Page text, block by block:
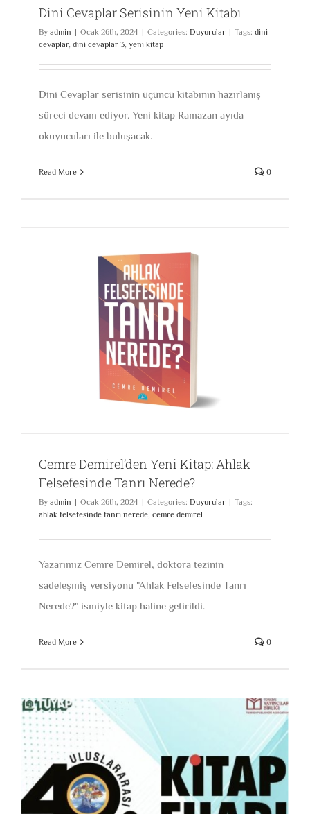
Dini Cevaplar Serisinin Yeni Kitabı
By admin | Ocak 26th, 2024 | Categories: Duyurular | Tags: dini
cevaplar, dini cevaplar 3, yeni kitap
Dini Cevaplar serisinin üçüncü kitabının hazırlanış
süreci devam ediyor. Yeni kitap Ramazan ayıda
okuyucuları ile buluşacak.
Read More 0
Cemre Demirel’den Yeni Kitap: Ahlak
Felsefesinde Tanrı Nerede?
By admin | Ocak 26th, 2024 | Categories: Duyurular | Tags:
ahlak felsefesinde tanrı nerede, cemre demirel
Yazarımız Cemre Demirel, doktora tezinin
sadeleşmiş versiyonu "Ahlak Felsefesinde Tanrı
Nerede?" ismiyle kitap haline getirildi.
Read More 0